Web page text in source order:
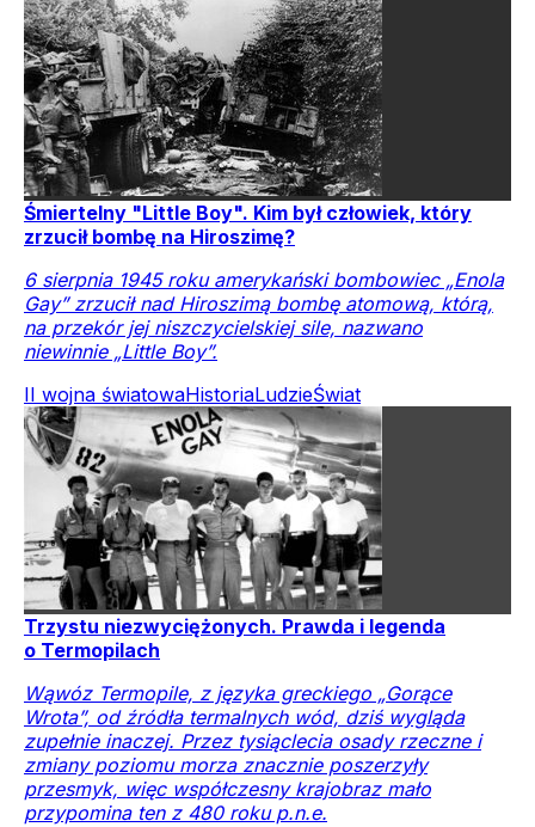
Śmiertelny "Little Boy". Kim był człowiek, który
zrzucił bombę na Hiroszimę?
6 sierpnia 1945 roku amerykański bombowiec „Enola
Gay” zrzucił nad Hiroszimą bombę atomową, którą,
na przekór jej niszczycielskiej sile, nazwano
niewinnie „Little Boy”.
II wojna światowaHistoriaLudzieŚwiat
Trzystu niezwyciężonych. Prawda i legenda
o Termopilach
Wąwóz Termopile, z języka greckiego „Gorące
Wrota”, od źródła termalnych wód, dziś wygląda
zupełnie inaczej. Przez tysiąclecia osady rzeczne i
zmiany poziomu morza znacznie poszerzyły
przesmyk, więc współczesny krajobraz mało
przypomina ten z 480 roku p.n.e.